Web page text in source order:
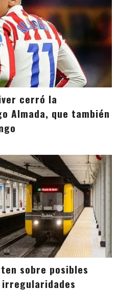
cerró la
Almada, que también
sobre posibles